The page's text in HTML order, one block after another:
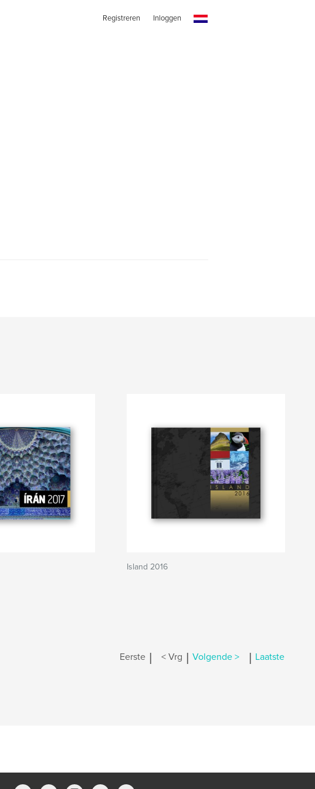
Registreren Inloggen
Island 2016
Eerste | < Vrg | Volgende > | Laatste